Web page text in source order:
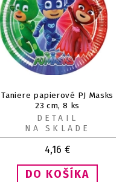
Taniere papierové PJ Masks
23 cm, 8 ks
4,16 €
DETAIL
NA SKLADE